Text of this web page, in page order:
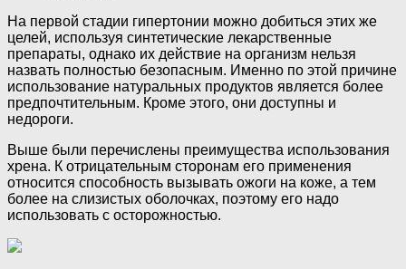
На первой стадии гипертонии можно добиться этих же
целей, используя синтетические лекарственные
препараты, однако их действие на организм нельзя
назвать полностью безопасным. Именно по этой причине
использование натуральных продуктов является более
предпочтительным. Кроме этого, они доступны и
недороги.
Выше были перечислены преимущества использования
хрена. К отрицательным сторонам его применения
относится способность вызывать ожоги на коже, а тем
более на слизистых оболочках, поэтому его надо
использовать с осторожностью.